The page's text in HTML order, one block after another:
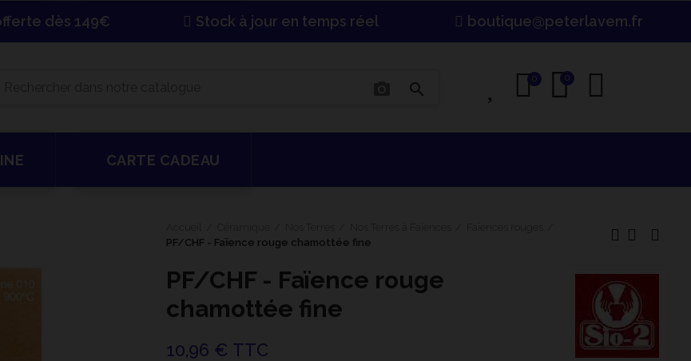
dès 149€ Stock à jour en temps réel boutique@peterlavem.fr
search
0 0
CARTE CADEAU
PF/CHF - Faïence rouge chamottée fine
PF/CHF - Faïence rouge
chamottée fine
10,96 € TTC